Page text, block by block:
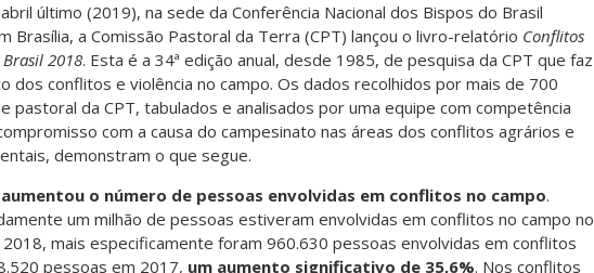
último (2019), na sede da Conferência Nacional dos Bispos do Brasil
Brasília, a Comissão Pastoral da Terra (CPT) lançou o livro-relatório Conflitos
2018. Esta é a 34ª edição anual, desde 1985, de pesquisa da CPT que faz
dos conflitos e violência no campo. Os dados recolhidos por mais de 700
pastoral da CPT, tabulados e analisados por uma equipe com competência
com a causa do campesinato nas áreas dos conflitos agrários e
demonstram o que segue.
aumentou o número de pessoas envolvidas em conflitos no campo.
um milhão de pessoas estiveram envolvidas em conflitos no campo no
2018, mais especificamente foram 960.630 pessoas envolvidas em conflitos
pessoas em 2017, um aumento significativo de 35,6%. Nos conflitos